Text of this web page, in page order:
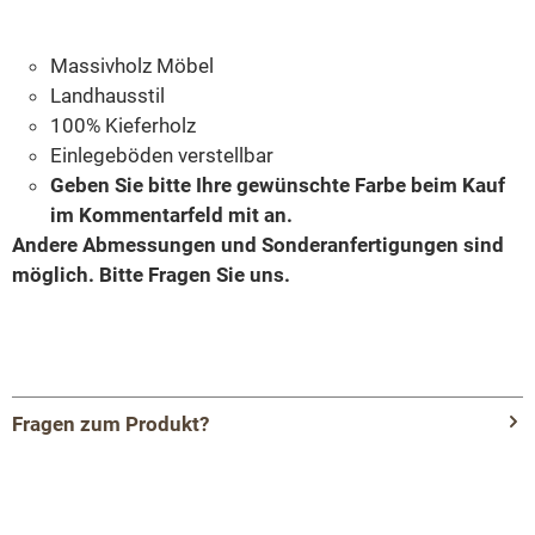
Massivholz Möbel
Landhausstil
100% Kieferholz
Einlegeböden verstellbar
Geben Sie bitte Ihre gewünschte Farbe beim Kauf
im Kommentarfeld mit an.
Andere Abmessungen und Sonderanfertigungen sind
möglich. Bitte Fragen Sie uns.
Fragen zum Produkt?